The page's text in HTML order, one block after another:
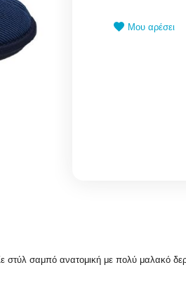
Μου αρέσει
στύλ σαμπό ανατομική με πολύ μαλακό